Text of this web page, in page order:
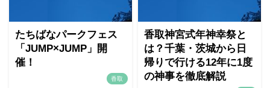
たちばなパークフェス
「JUMP×JUMP」開
催！
香取
香取神宮式年神幸祭と
は？千葉・茨城から日
帰りで行ける12年に1度
の神事を徹底解説